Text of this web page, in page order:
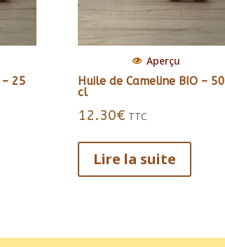
– 25
Aperçu
Huile de Cameline BIO – 50
cl
12.30€ TTC
Lire la suite